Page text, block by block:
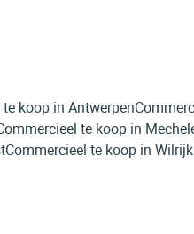
koop in Antwerpen
te koop in
Commercieel te koop in Wilrijk